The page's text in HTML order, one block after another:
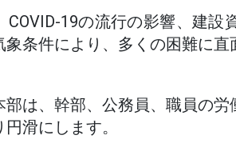
COVID-19の流行の影響、建設
象条件により、多くの困難に
部は、幹部、公務員、職員の
滑にします。